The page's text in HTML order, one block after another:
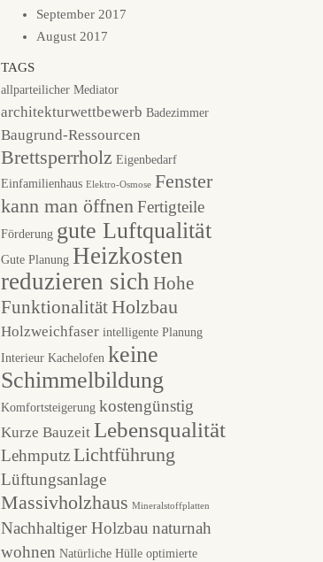
September 2017
August 2017
TAGS
allparteilicher Mediator
architekturwettbewerb Badezimmer
Baugrund-Ressourcen
Brettsperrholz Eigenbedarf
Einfamilienhaus Elektro-Osmose Fenster
kann man öffnen Fertigteile
Förderung gute Luftqualität
Gute Planung Heizkosten
reduzieren sich Hohe
Funktionalität Holzbau
Holzweichfaser intelligente Planung
Interieur Kachelofen keine
Schimmelbildung
Komfortsteigerung kostengünstig
Kurze Bauzeit Lebensqualität
Lehmputz Lichtführung
Lüftungsanlage
Massivholzhaus Mineralstoffplatten
Nachhaltiger Holzbau naturnah
wohnen Natürliche Hülle optimierte